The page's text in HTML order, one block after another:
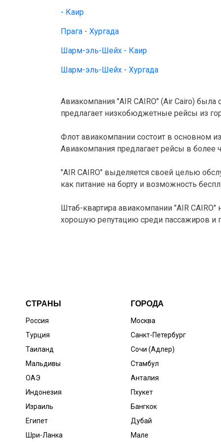
- Каир
Прага - Хургада
Шарм-эль-Шейх - Каир
Шарм-эль-Шейх - Хургада
Авиакомпания "AIR CAIRO" (Air Cairo)
предлагает низкобюджетные рейсы из
Флот авиакомпании состоит в основном
Авиакомпания предлагает рейсы в
"AIR CAIRO" выделяется своей целью
как питание на борту и возможность
Штаб-квартира авиакомпании "AIR
хорошую репутацию среди пассажиров и
СТРАНЫ
Россия
Турция
Таиланд
Мальдивы
ОАЭ
Индонезия
Израиль
Египет
Шри-Ланка
ГОРОДА
Москва
Санкт-Петербург
Сочи (Адлер)
Стамбул
Анталия
Пхукет
Бангкок
Дубай
Мале